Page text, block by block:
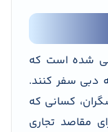
شده است که
دبی سفر کنند.
کسانی که
مقاصد تجاری